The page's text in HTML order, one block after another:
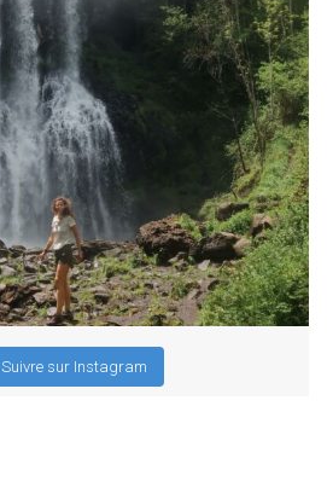
Suivre sur Instagram